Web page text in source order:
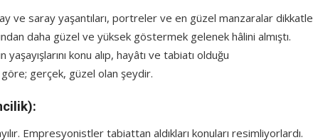
ve saray yaşantıları, portreler ve en güzel manzaralar dikkatle
daha güzel ve yüksek göstermek gelenek hâlini almıştı.
konu alıp, hayâtı ve tabiatı olduğu
göre; gerçek, güzel olan şeydir.
Empresyonistler tabiattan aldıkları konuları resimliyorlardı.